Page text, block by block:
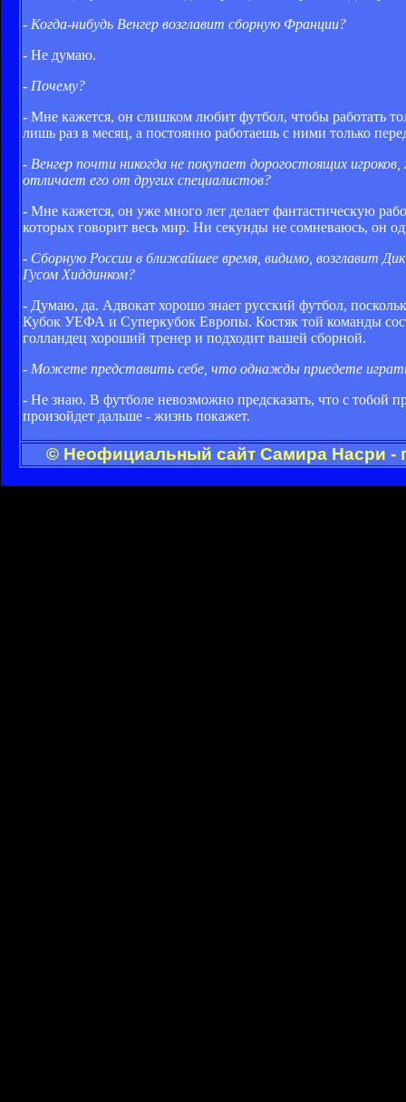
- Когда-нибудь Венгер возглавит сборную Франции?
- Не думаю.
- Почему?
- Мне кажется, он слишком любит футбол, чтобы работать
лишь раз в месяц, а постоянно работаешь с ними только
- Венгер почти никогда не покупает дорогостоящих
отличает его от других специалистов?
- Мне кажется, он уже много лет делает фантастическую
которых говорит весь мир. Ни секунды не сомневаюсь, он
- Сборную России в ближайшее время, видимо, возглавит
Гусом Хиддинком?
- Думаю, да. Адвокат хорошо знает русский футбол,
Кубок УЕФА и Суперкубок Европы. Костяк той команды
голландец хороший тренер и подходит вашей сборной.
- Можете представить себе, что однажды приедете
- Не знаю. В футболе невозможно предсказать, что с тобой
произойдет дальше - жизнь покажет.
© Неофициальный сайт Самира Насри -